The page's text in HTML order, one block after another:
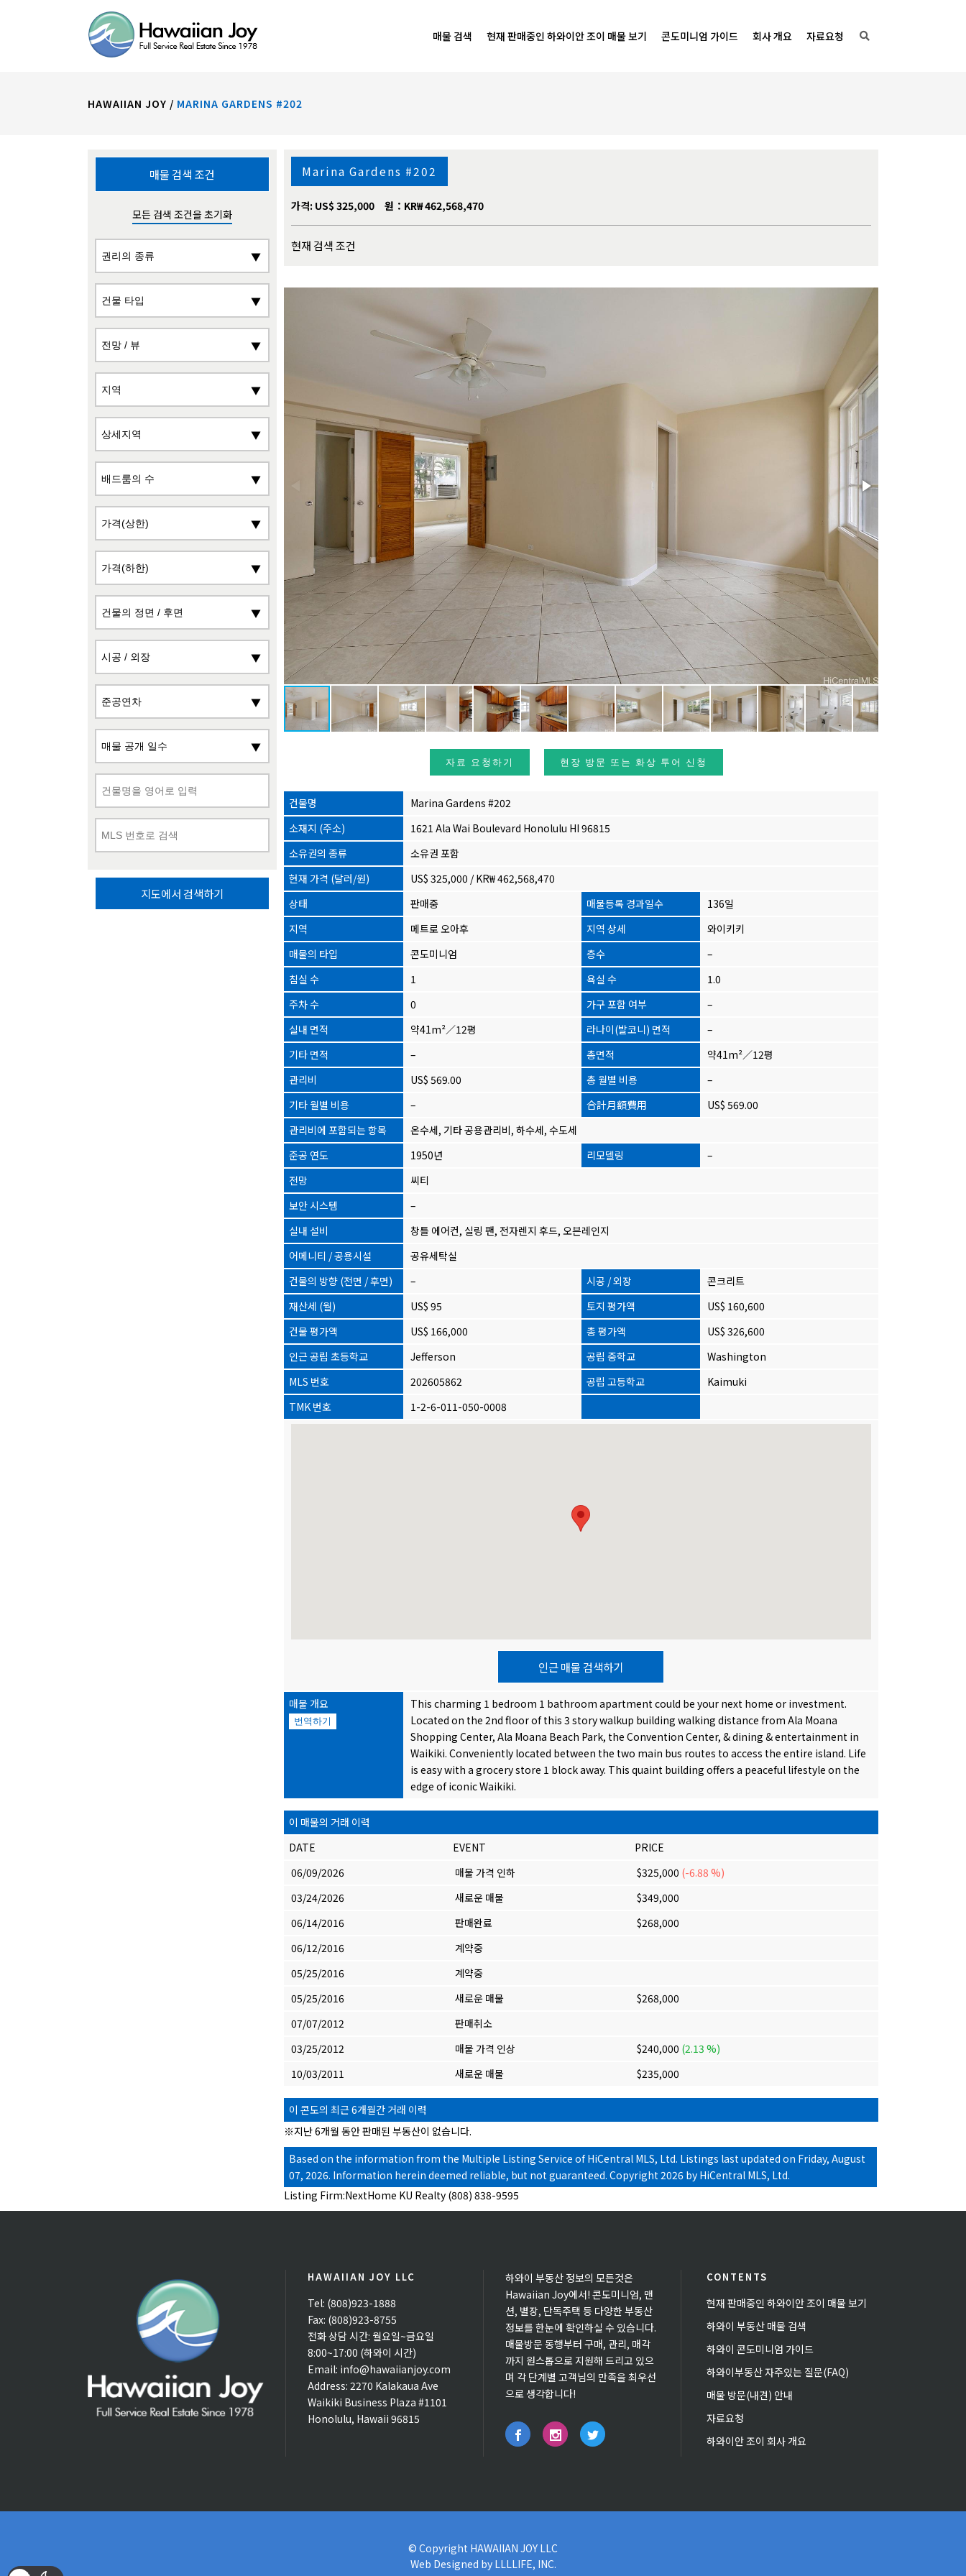
매물 검색 현재 판매중인 하와이안 조이 매물 보기 콘도미니엄 가이드 회사 개요 자료요청
HAWAIIAN JOY / MARINA GARDENS #202
매물 검색 조건
모든 검색 조건을 초기화
지도에서 검색하기
Marina Gardens #202
가격: US$ 325,000 원：KR₩ 462,568,470
현재 검색 조건
자료 요청하기 현장 방문 또는 화상 투어 신청
건물명
Marina Gardens #202
소재지 (주소)
1621 Ala Wai Boulevard Honolulu HI 96815
소유권의 종류
소유권 포함
현재 가격 (달러/원)
US$ 325,000 / KR₩ 462,568,470
상태
판매중 매물등록 경과일수
136일
지역
메트로 오아후 지역 상세
와이키키
매물의 타입
콘도미니엄 층수
–
침실 수
1 욕실 수
1.0
주차 수
0 가구 포함 여부
–
실내 면적
약41m²／12평 라나이(발코니) 면적
–
기타 면적
– 총면적
약41m²／12평
관리비
US$ 569.00 총 월별 비용
–
기타 월별 비용
– 合計月額費用
US$ 569.00
관리비에 포함되는 항목
온수세, 기타 공용관리비, 하수세, 수도세
준공 연도
1950년 리모델링
–
전망
씨티
보안 시스템
–
실내 설비
창틀 에어컨, 실링 팬, 전자렌지 후드, 오븐레인지
어메니티 / 공용시설
공유세탁실
건물의 방향 (전면 / 후면)
– 시공 / 외장
콘크리트
재산세 (월)
US$ 95 토지 평가액
US$ 160,600
건물 평가액
US$ 166,000 총 평가액
US$ 326,600
인근 공립 초등학교
Jefferson 공립 중학교
Washington
MLS 번호
202605862 공립 고등학교
Kaimuki
TMK 번호
1-2-6-011-050-0008
인근 매물 검색하기
매물 개요
번역하기
This charming 1 bedroom 1 bathroom apartment could be your next home or investment.
Located on the 2nd floor of this 3 story walkup building walking distance from Ala Moana
Shopping Center, Ala Moana Beach Park, the Convention Center, & dining & entertainment in
Waikiki. Conveniently located between the two main bus routes to access the entire island. Life
is easy with a grocery store 1 block away. This quaint building offers a peaceful lifestyle on the
edge of iconic Waikiki.
이 매물의 거래 이력
DATE
EVENT
PRICE
06/09/2026
매물 가격 인하 $325,000 (-6.88 %)
03/24/2026
새로운 매물
$349,000
06/14/2016
판매완료
$268,000
06/12/2016
계약중
05/25/2016
계약중
05/25/2016
새로운 매물
$268,000
07/07/2012
판매취소
03/25/2012
매물 가격 인상 $240,000 (2.13 %)
10/03/2011
새로운 매물 $235,000
이 콘도의 최근 6개월간 거래 이력
※지난 6개월 동안 판매된 부동산이 없습니다.
Based on the information from the Multiple Listing Service of HiCentral MLS, Ltd. Listings last updated on Friday, August
07, 2026. Information herein deemed reliable, but not guaranteed. Copyright 2026 by HiCentral MLS, Ltd.
Listing Firm:NextHome KU Realty (808) 838-9595
HAWAIIAN JOY LLC
Tel: (808)923-1888
Fax: (808)923-8755
전화 상담 시간: 월요일~금요일
8:00~17:00 (하와이 시간)
Email: info@hawaiianjoy.com
Address: 2270 Kalakaua Ave
Waikiki Business Plaza #1101
Honolulu, Hawaii 96815
하와이 부동산 정보의 모든것은
Hawaiian Joy에서! 콘도미니엄, 맨
션, 별장, 단독주택 등 다양한 부동산
정보를 한눈에 확인하실 수 있습니다.
매물방문 동행부터 구매, 관리, 매각
까지 원스톱으로 지원해 드리고 있으
며 각 단계별 고객님의 만족을 최우선
으로 생각합니다!
CONTENTS
현재 판매중인 하와이안 조이 매물 보기
하와이 부동산 매물 검색
하와이 콘도미니엄 가이드
하와이부동산 자주있는 질문(FAQ)
매물 방문(내견) 안내
자료요청
하와이안 조이 회사 개요
© Copyright HAWAIIAN JOY LLC
Web Designed by LLLLIFE, INC.